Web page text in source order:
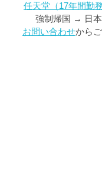
任天堂（17年間勤務
強制帰国 → 日
お問い合わせから